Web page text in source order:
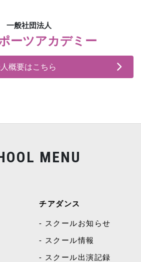
一般社団法人
ーツアカデミー
概要はこちら
MENU
チアダンス
スクールお知らせ
スクール情報
スクール出演記録